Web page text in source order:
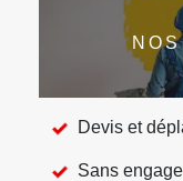
Devis et
Sans